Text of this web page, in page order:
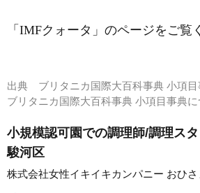
「IMFクォータ」のページをご覧
出典 ブリタニカ国際大百科事典 小項
ブリタニカ国際大百科事典 小項目事典
小規模認可園での調理師/調理ス
駿河区
株式会社女性イキイキカンパニー おひ